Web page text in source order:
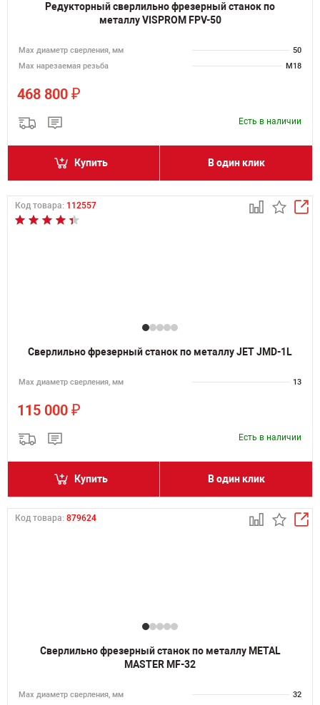
Редукторный сверлильно фрезерный станок по
металлу VISPROM FPV-50
Мах диаметр сверления, мм
50
Мах нарезаемая резьба
M18
468 800 ₽
Есть в наличии
Купить В один клик
Код товара: 112557
Сверлильно фрезерный станок по металлу JET JMD-1L
Мах диаметр сверления, мм 13
115 000 ₽
Есть в наличии
Купить В один клик
Код товара: 879624
Сверлильно фрезерный станок по металлу METAL
MASTER MF-32
Мах диаметр сверления, мм
32